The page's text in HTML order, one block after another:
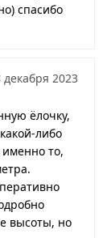
спасибо
декабря 2023
ёлочку,
либо
то,
высоты, но